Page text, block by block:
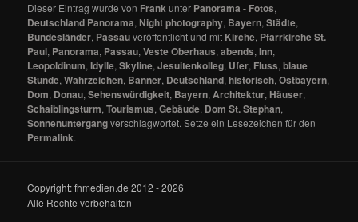
Dieser Eintrag wurde von Frankunter Panorama - Fotos,
Deutschland Panorama, Night photography, Bayern,Städte,
Bundesländer, Passauveröffentlicht und mit Kirche, Pfarrkirche St.
Paul, Panorama, Passau,Veste Oberhaus,abends,Inn,
Leopoldinum,Idylle,Skyline,Jesuitenkolleg, Ufer, Fluss,blaue
Stunde,Wahrzeichen, Banner, Deutschland,historisch,Ostbayern,
Dom, Donau,Sehenswürdigkeit, Bayern, Architektur, Häuser,
Schaiblingsturm,Tourismus,Gebäude, Dom St. Stephan,
Sonnenuntergangverschlagwortet. Setze ein Lesezeichen für den
Permalink.
Copyright: fhmedien.de 2012 - 2026
Alle Rechte vorbehalten